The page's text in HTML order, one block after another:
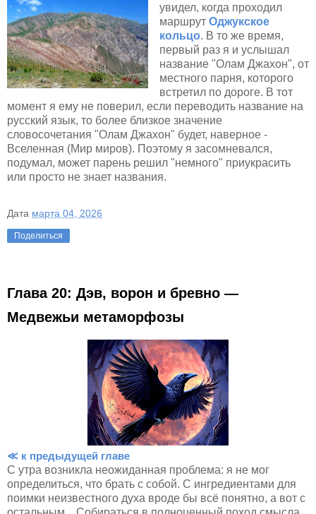
увидел, когда проходил
маршрут Оджукское
кольцо. В то же время,
первый раз я и услышал
название "Олам Джахон", от
местного парня, которого
встретил по дороге. В тот
момент я ему не поверил, если переводить название на
русский язык, то более близкое значение
словосочетания "Олам Джахон" будет, наверное -
Вселенная (Мир миров). Поэтому я засомневался,
подумал, может парень решил "немного" приукрасить
или просто не знает названия.
Дата марта 04, 2026
Поделиться
Глава 20: Дэв, ворон и бревно —
Медвежьи метаморфозы
≪ к предыдущей главе
С утра возникла неожиданная проблема: я не мог
определиться, что брать с собой. С ингредиентами для
поимки неизвестного духа вроде бы всё понятно, а вот с